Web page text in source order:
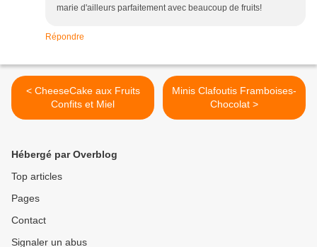
marie d'ailleurs parfaitement avec beaucoup de fruits!
Répondre
< CheeseCake aux Fruits
Confits et Miel
Minis Clafoutis Framboises-
Chocolat >
Hébergé par Overblog
Top articles
Pages
Contact
Signaler un abus